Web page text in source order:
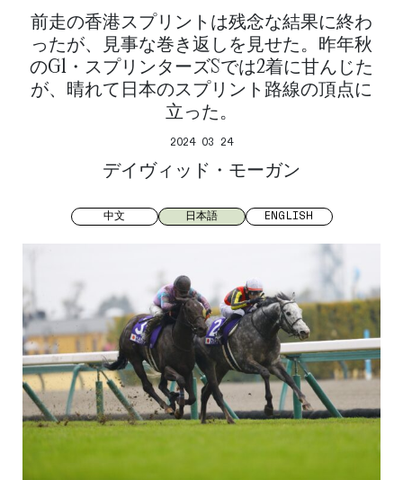
前走の香港スプリントは残念な結果に終わ
ったが、見事な巻き返しを見せた。昨年秋
のG1・スプリンターズSでは2着に甘んじた
が、晴れて日本のスプリント路線の頂点に
立った。
2024 03 24
デイヴィッド・モーガン
中文 日本語 ENGLISH